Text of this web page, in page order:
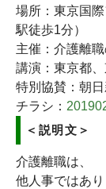
場所：東京国
駅徒歩1分）
主催：介護離
講演：東京都
特別協賛：朝
チラシ：
＜説明文＞
介護離職は、
他人事ではあり